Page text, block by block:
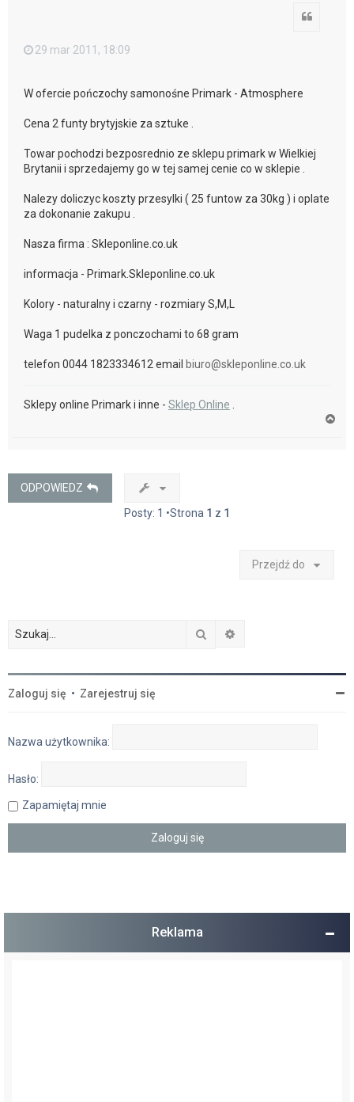
29 mar 2011, 18:09
W ofercie pończochy samonośne Primark - Atmosphere
Cena 2 funty brytyjskie za sztuke .
Towar pochodzi bezposrednio ze sklepu primark w Wielkiej
Brytanii i sprzedajemy go w tej samej cenie co w sklepie .
Nalezy doliczyc koszty przesylki ( 25 funtow za 30kg ) i oplate
za dokonanie zakupu .
Nasza firma : Skleponline.co.uk
informacja - Primark.Skleponline.co.uk
Kolory - naturalny i czarny - rozmiary S,M,L
Waga 1 pudelka z ponczochami to 68 gram
telefon 0044 1823334612 email biuro@skleponline.co.uk
Sklepy online Primark i inne - Sklep Online
ODPOWIEDZ
Posty: 1 •Strona 1 z 1
Przejdź do
Szukaj
Zaloguj się • Zarejestruj się
Nazwa użytkownika:
Hasło:
Zapamiętaj mnie
Reklama